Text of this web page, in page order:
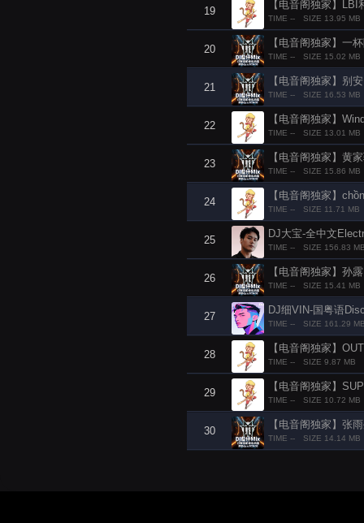
19
【电音阁独家】
TIME -- SIZE 13.95 MB
20
【电音阁独家】一
TIME -- SIZE 15.02 MB
21
【电音阁独家】别
TIME -- SIZE 16.53 MB
22
【电音阁独家】
TIME -- SIZE 13.01 MB
23
【电音阁独家】黄
TIME -- SIZE 15.86 MB
24
【电音阁独家】
TIME -- SIZE 11.71 MB
25
TIME -- SIZE 156.83
26
【电音阁独家】孙
TIME -- SIZE 15.41 MB
27
DJ细VIN-国粤语
TIME -- SIZE 161.29
28
【电音阁独家】
TIME -- SIZE 9.87 MB
29
【电音阁独家】
TIME -- SIZE 10.72 MB
30
【电音阁独家】张
TIME -- SIZE 14.14 MB